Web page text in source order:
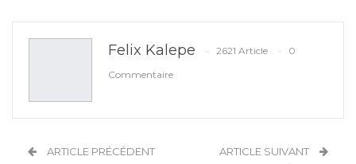
Felix Kalepe 2621 Article
0
Commentaire
ARTICLE PRÉCÉDENT ARTICLE SUIVANT